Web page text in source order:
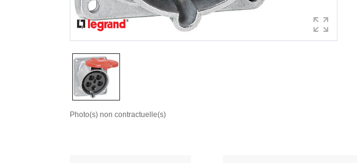
Photo(s) non contractuelle(s)